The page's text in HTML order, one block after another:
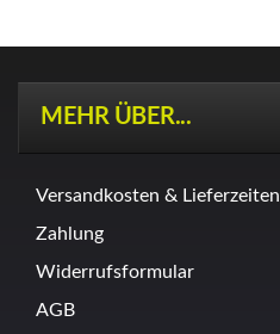
MEHR ÜBER...
Versandkosten & Lieferzeiten
Zahlung
Widerrufsformular
AGB